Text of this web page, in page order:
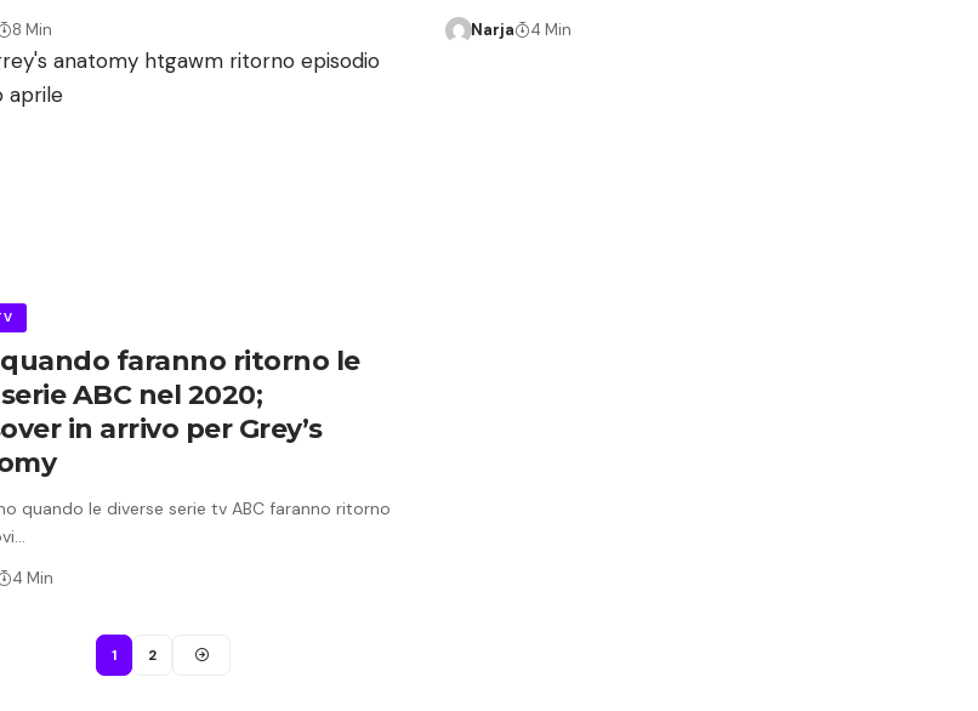
8 Min Narja 4 Min
quando faranno ritorno le
ABC nel 2020;
in arrivo per Grey’s
quando le diverse serie tv ABC faranno ritorno
4 Min
1 2